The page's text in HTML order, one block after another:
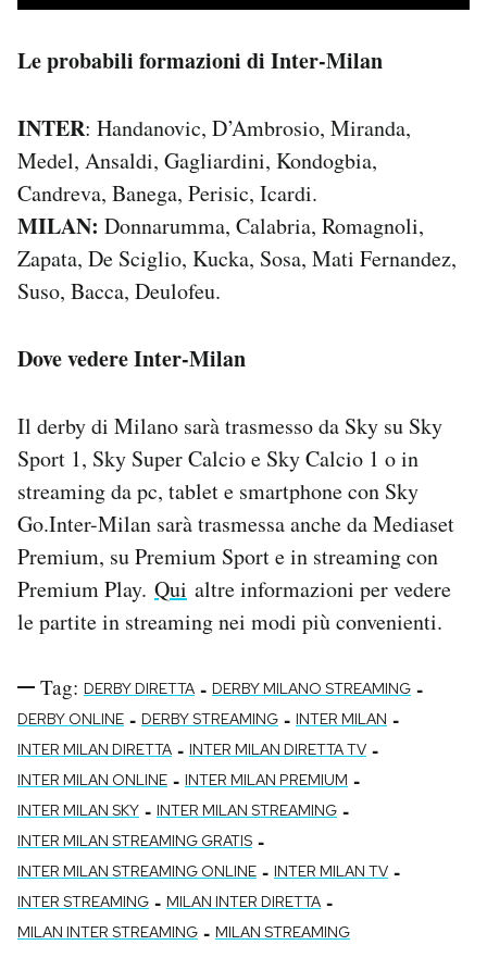
Le probabili formazioni di Inter-Milan
INTER: Handanovic, D’Ambrosio, Miranda,
Medel, Ansaldi, Gagliardini, Kondogbia,
Candreva, Banega, Perisic, Icardi.
MILAN: Donnarumma, Calabria, Romagnoli,
Zapata, De Sciglio, Kucka, Sosa, Mati Fernandez,
Suso, Bacca, Deulofeu.
Dove vedere Inter-Milan
Il derby di Milano sarà trasmesso da Sky su Sky
Sport 1, Sky Super Calcio e Sky Calcio 1 o in
streaming da pc, tablet e smartphone con Sky
Go.Inter-Milan sarà trasmessa anche da Mediaset
Premium, su Premium Sport e in streaming con
Premium Play. Qui altre informazioni per vedere
le partite in streaming nei modi più convenienti.
Tag: DERBY DIRETTA - DERBY MILANO STREAMING -
DERBY ONLINE - DERBY STREAMING - INTER MILAN -
INTER MILAN DIRETTA - INTER MILAN DIRETTA TV -
INTER MILAN ONLINE - INTER MILAN PREMIUM -
INTER MILAN SKY - INTER MILAN STREAMING -
INTER MILAN STREAMING GRATIS -
INTER MILAN STREAMING ONLINE - INTER MILAN TV -
INTER STREAMING - MILAN INTER DIRETTA -
MILAN INTER STREAMING - MILAN STREAMING